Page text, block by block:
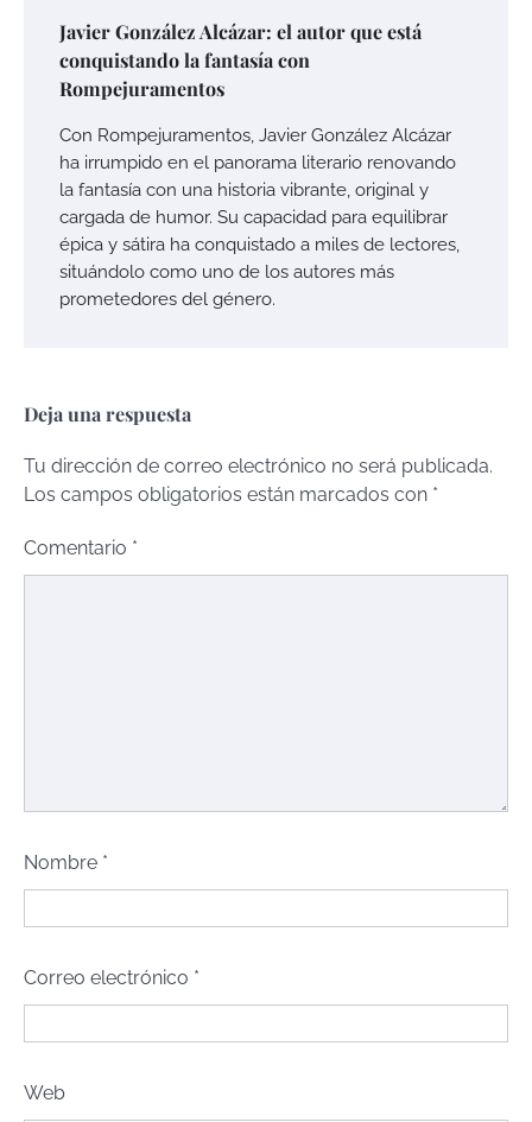
Javier González Alcázar: el autor que está
conquistando la fantasía con
Rompejuramentos
Con Rompejuramentos, Javier González Alcázar
ha irrumpido en el panorama literario renovando
la fantasía con una historia vibrante, original y
cargada de humor. Su capacidad para equilibrar
épica y sátira ha conquistado a miles de lectores,
situándolo como uno de los autores más
prometedores del género.
Deja una respuesta
Tu dirección de correo electrónico no será publicada.
Los campos obligatorios están marcados con *
Comentario *
Nombre *
Correo electrónico *
Web